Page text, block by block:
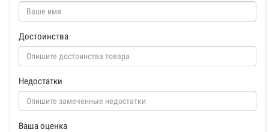
Достоинства
Недостатки
Ваша оценка